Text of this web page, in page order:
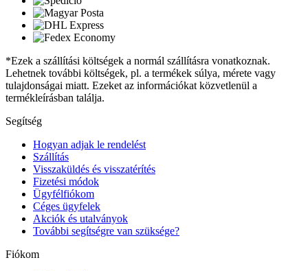
*Ezek a szállítási költségek a normál szállításra vonatkoznak.
Lehetnek további költségek, pl. a termékek súlya, mérete vagy
tulajdonságai miatt. Ezeket az információkat közvetlenül a
termékleírásban találja.
Segítség
Hogyan adjak le rendelést
Szállítás
Visszaküldés és visszatérítés
Fizetési módok
Ügyfélfiókom
Céges ügyfelek
Akciók és utalványok
További segítségre van szüksége?
Fiókom